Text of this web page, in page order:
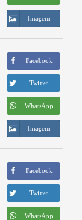
Imagem
Facebook
Twitter
WhatsApp
Imagem
Facebook
Twitter
WhatsApp